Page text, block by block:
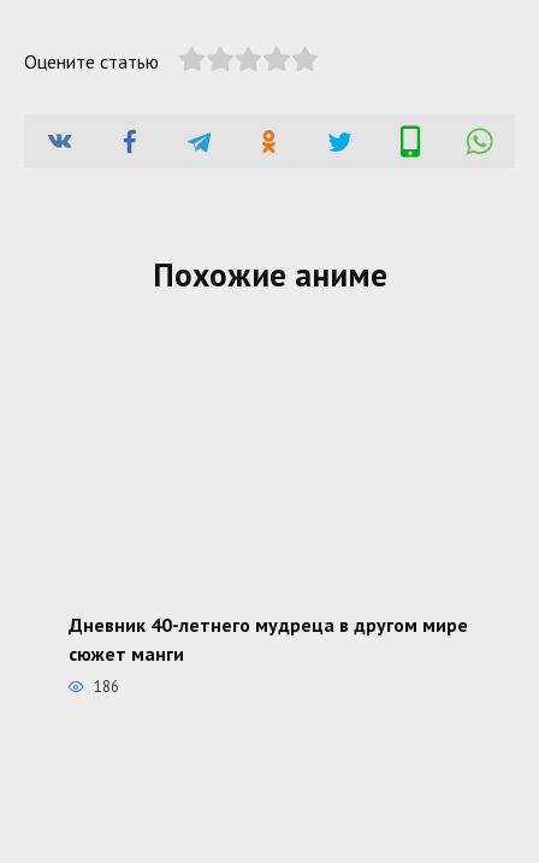
Оцените статью
Похожие аниме
Дневник 40-летнего мудреца в другом мире
сюжет манги
186